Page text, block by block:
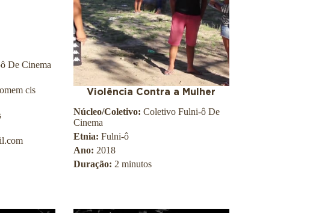
De Cinema
cis Violência Contra a Mulher
Núcleo/Coletivo:Coletivo Fulni-ô De
Cinema
Etnia:Fulni-ô
Ano: 2018
Duração: 2 minutos